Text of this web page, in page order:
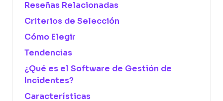
Reseñas Relacionadas
Criterios de Selección
Cómo Elegir
Tendencias
¿Qué es el Software de Gestión de
Incidentes?
Características